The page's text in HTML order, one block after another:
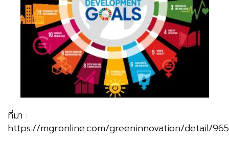
ที่มา :
https://mgronline.com/greeninnovation/detail/